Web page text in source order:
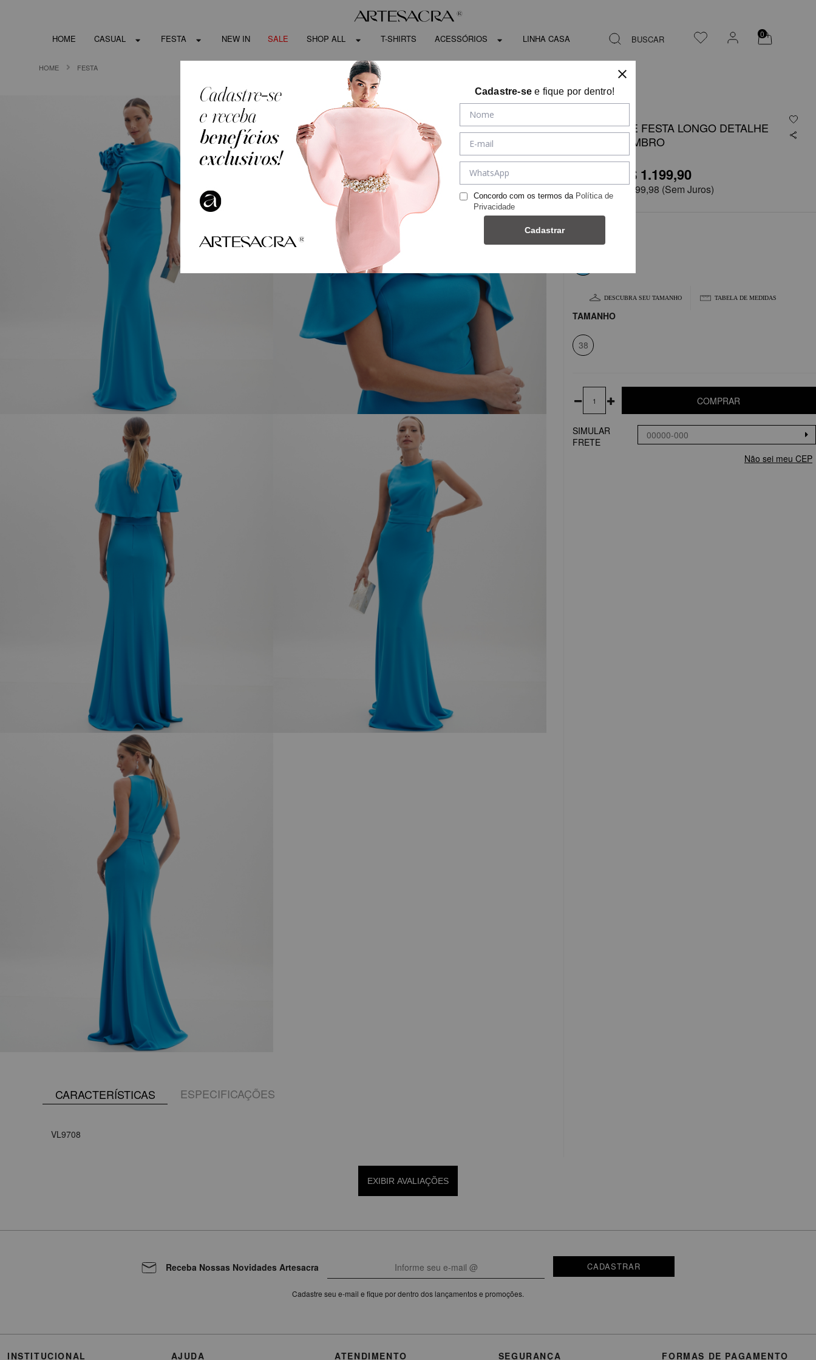
HOME CASUAL FESTA NEW IN SALE SHOP ALL T-SHIRTS ACESSÓRIOS LINHA CASA BUSCAR 0
HOME FESTA
CARACTERÍSTICAS ESPECIFICAÇÕES
VL9708
VESTIDO DE FESTA LONGO DETALHE
FLOR NO OMBRO
R$ 1.199,90
em6x deR$ 199,98 (Sem Juros)
DESCUBRA SEU TAMANHO TABELA DE MEDIDAS
TAMANHO
38
COMPRAR
SIMULAR
FRETE
Não sei meu CEP
EXIBIR AVALIAÇÕES
Receba Nossas Novidades Artesacra CADASTRAR
Cadastre seu e-mail e fique por dentro dos lançamentos e promoções.
INSTITUCIONAL AJUDA ATENDIMENTO SEGURANÇA FORMAS DE PAGAMENTO
Cadastre-se e fique por dentro!
Concordo com os termos da Política de
Privacidade
Cadastrar